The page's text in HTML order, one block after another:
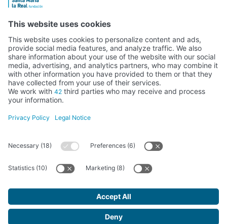
Activity subsidised by the Ministry of Education, Culture and Sports
FUNDACIÓN SANTA MARÍA LA REAL DEL PATRIMONIO HISTÓRICO –
Avda. Ronda, 1-3. 34.800 Aguilar de Campoo (Palencia) | 979 125 000 –
tienda@santamarialareal.org
Registered since June 24, 1994 in the Foundations Registry of the
Ministry of Education, Culture and Sports